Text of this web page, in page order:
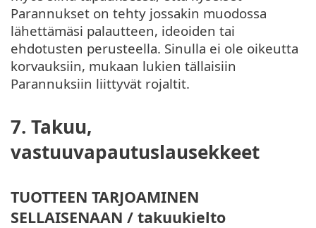
Parannukset on tehty jossakin muodossa
lähettämäsi palautteen, ideoiden tai
ehdotusten perusteella. Sinulla ei ole oikeutta
korvauksiin, mukaan lukien tällaisiin
Parannuksiin liittyvät rojaltit.
7. Takuu,
vastuuvapautuslausekkeet
TUOTTEEN TARJOAMINEN
SELLAISENAAN / takuukielto